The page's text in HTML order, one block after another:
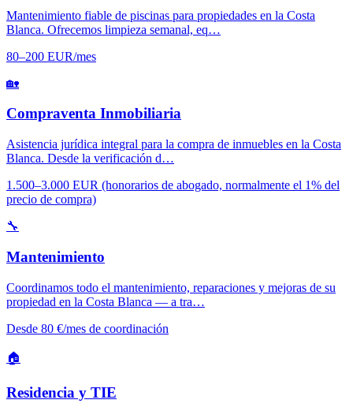
Mantenimiento fiable de piscinas para propiedades en la Costa
Blanca. Ofrecemos limpieza semanal, eq…
80–200 EUR/mes
🏡
Compraventa Inmobiliaria
Asistencia jurídica integral para la compra de inmuebles en la Costa
Blanca. Desde la verificación d…
1.500–3.000 EUR (honorarios de abogado, normalmente el 1% del
precio de compra)
🔧
Mantenimiento
Coordinamos todo el mantenimiento, reparaciones y mejoras de su
propiedad en la Costa Blanca — a tra…
Desde 80 €/mes de coordinación
🏠
Residencia y TIE